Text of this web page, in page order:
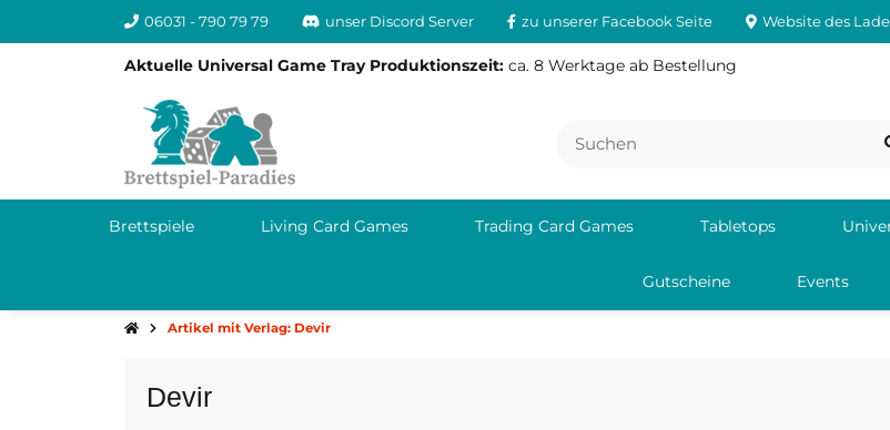
06031 - 790 79 79 unser Discord Server zu unserer Facebook Seite Website des
Aktuelle Universal Game Tray Produktionszeit: ca. 8 Werktage ab Bestellung
Brettspiele Living Card Games Trading Card Games Tabletops
Gutscheine Events
Artikel mit Verlag: Devir
Devir